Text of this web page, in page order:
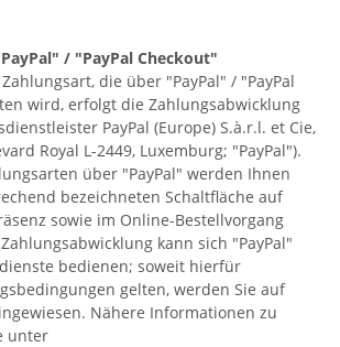
/ "PayPal Checkout"
die über "PayPal" / "PayPal
wird, erfolgt die Zahlungsabwicklung
PayPal (Europe) S.à.r.l. et Cie,
Royal L-2449, Luxemburg; "PayPal").
über "PayPal" werden Ihnen
bezeichneten Schaltfläche auf
sowie im Online-Bestellvorgang
kann sich "PayPal"
bedienen; soweit hierfür
gelten, werden Sie auf
Nähere Informationen zu
unter